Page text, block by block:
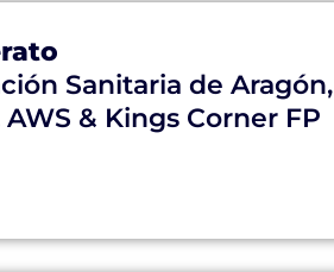
Sanitaria de Aragón,
& Kings Corner FP